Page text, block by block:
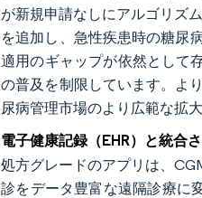
が新規申請なしにアルゴリズ
を追加し、急性疾患時の糖尿
適用のギャップが依然として
の普及を制限しています。よ
尿病管理市場のより広範な拡
電子健康記録（EHR）と統合
処方グレードのアプリは、
診をデータ豊富な遠隔診療に